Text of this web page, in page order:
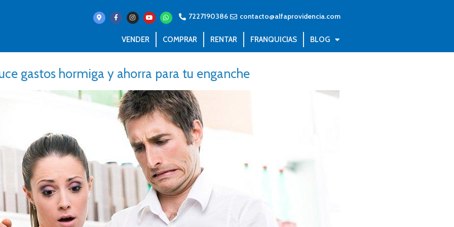
7227190386 contacto@alfaprovidencia.com
VENDER COMPRAR RENTAR FRANQUICIAS BLOG
gastos hormiga y ahorra para tu enganche